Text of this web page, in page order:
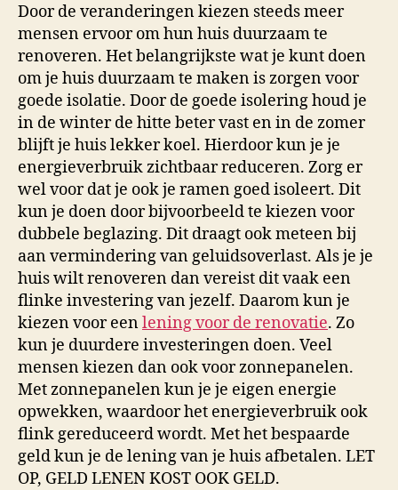
Door de veranderingen kiezen steeds meer
mensen ervoor om hun huis duurzaam te
renoveren. Het belangrijkste wat je kunt doen
om je huis duurzaam te maken is zorgen voor
goede isolatie. Door de goede isolering houd je
in de winter de hitte beter vast en in de zomer
blijft je huis lekker koel. Hierdoor kun je je
energieverbruik zichtbaar reduceren. Zorg er
wel voor dat je ook je ramen goed isoleert. Dit
kun je doen door bijvoorbeeld te kiezen voor
dubbele beglazing. Dit draagt ook meteen bij
aan vermindering van geluidsoverlast. Als je je
huis wilt renoveren dan vereist dit vaak een
flinke investering van jezelf. Daarom kun je
kiezen voor eenlening voor de renovatie. Zo
kun je duurdere investeringen doen. Veel
mensen kiezen dan ook voor zonnepanelen.
Met zonnepanelen kun je je eigen energie
opwekken, waardoor het energieverbruik ook
flink gereduceerd wordt. Met het bespaarde
geld kun je de lening van je huis afbetalen. LET
OP, GELD LENEN KOST OOK GELD.